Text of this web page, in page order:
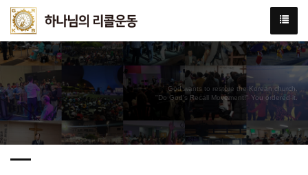
God wants to restore the Korean church.
"Do God's Recall Movement!" You ordered it.